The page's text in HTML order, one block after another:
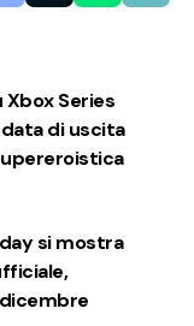
Xbox Series
data di uscita
si mostra